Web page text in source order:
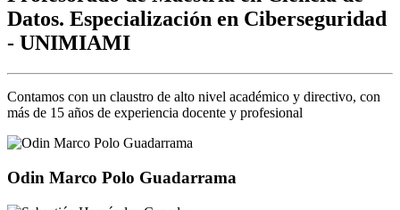
Datos. Especialización en Ciberseguridad
- UNIMIAMI
Contamos con un claustro de alto nivel académico y directivo, con
más de 15 años de experiencia docente y profesional
Odin Marco Polo Guadarrama